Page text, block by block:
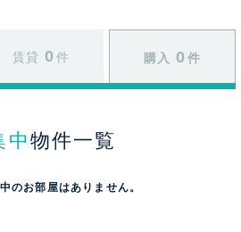
賃貸 0 件 購入 0 件
中物件一覧
のお部屋はありません。